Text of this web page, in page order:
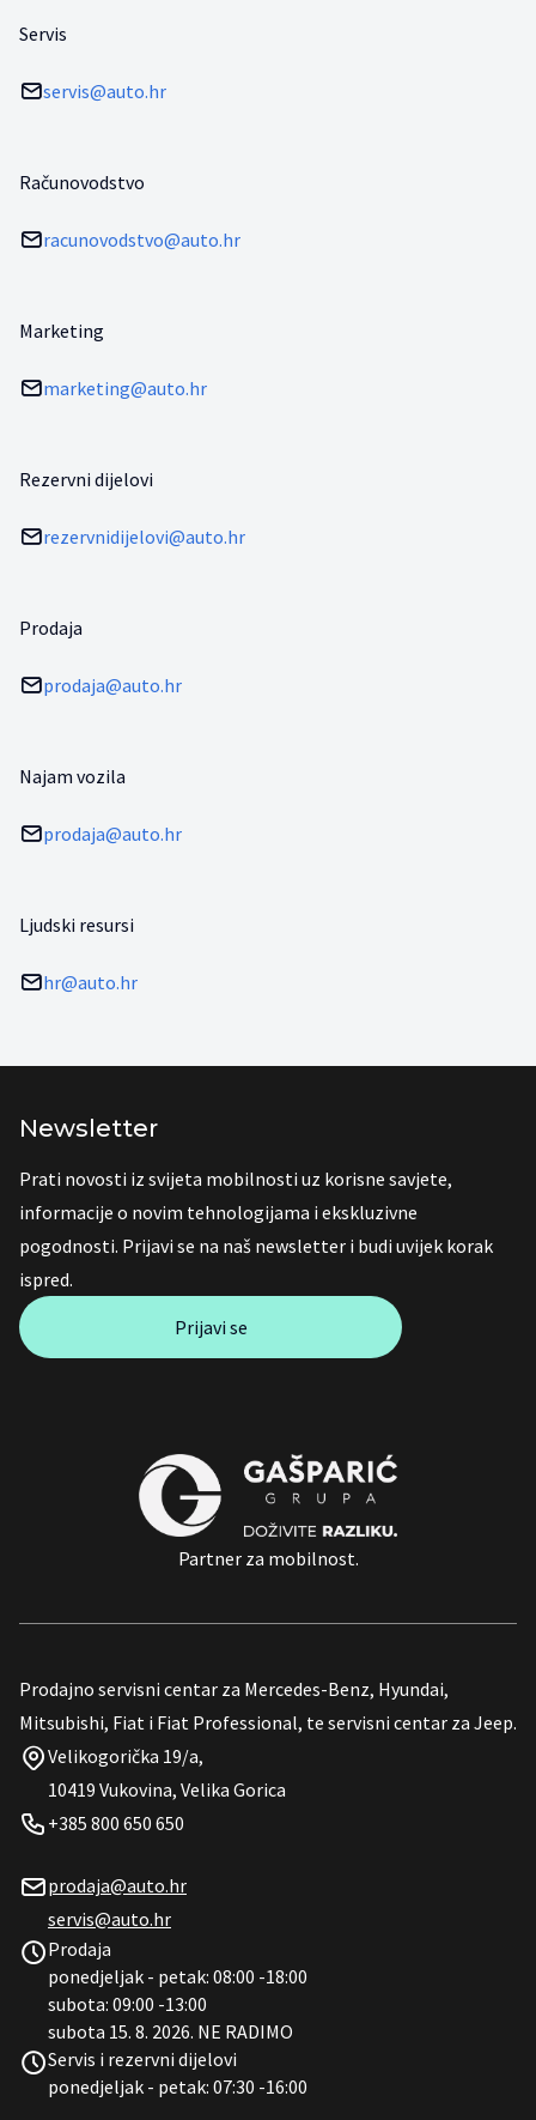
Servis
servis@auto.hr
Računovodstvo
racunovodstvo@auto.hr
Marketing
marketing@auto.hr
Rezervni dijelovi
rezervnidijelovi@auto.hr
Prodaja
prodaja@auto.hr
Najam vozila
prodaja@auto.hr
Ljudski resursi
hr@auto.hr
Newsletter
Prati novosti iz svijeta mobilnosti uz korisne savjete,
informacije o novim tehnologijama i ekskluzivne
pogodnosti. Prijavi se na naš newsletter i budi uvijek korak
ispred.
Prijavi se
Partner za mobilnost.
Prodajno servisni centar za Mercedes-Benz, Hyundai,
Mitsubishi, Fiat i Fiat Professional, te servisni centar za Jeep.
Velikogorička 19/a,
10419 Vukovina, Velika Gorica
+385 800 650 650
prodaja@auto.hr
servis@auto.hr
Prodaja
ponedjeljak - petak: 08:00 -18:00
subota: 09:00 -13:00
subota 15. 8. 2026. NE RADIMO
Servis i rezervni dijelovi
ponedjeljak - petak: 07:30 -16:00